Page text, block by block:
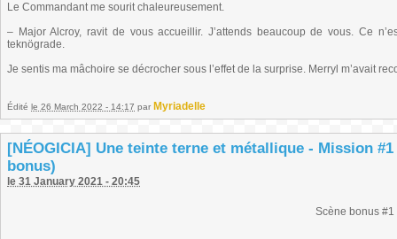
Le Commandant me sourit chaleureusement.
– Major Alcroy, ravit de vous accueillir. J’attends beaucoup de vous. Ce
teknögrade.
Je sentis ma mâchoire se décrocher sous l’effet de la surprise. Merryl m’avait
Édité le 26 March 2022 - 14:17 par Myriadelle
[NÉOGICIA] Une teinte terne et métallique - Mission #1
bonus)
le 31 January 2021 - 20:45
Scène bonus #1